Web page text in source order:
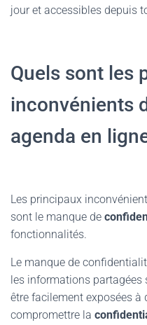
jour et accessibles depuis
Quels sont les
inconvénients
agenda en
Les principaux
sont le manque de
fonctionnalités.
Le manque de
les informations partagées
être facilement exposées à
compromettre la